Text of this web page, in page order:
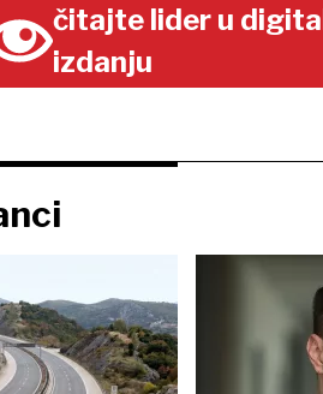
čitajte lider u
izdanju